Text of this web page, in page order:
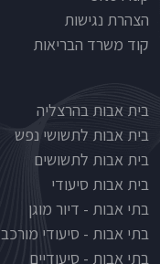
הצהרת נגישות
קוד משרד הבריאות
Nursinghouse type
בית אבות בהרצליה
בית אבות לתשושי נפש
בית אבות לתשושים
בית אבות סיעודי
בתי אבות - דיור מוגן
בתי אבות - סיעודי מורכב
בתי אבות - סיעודיים